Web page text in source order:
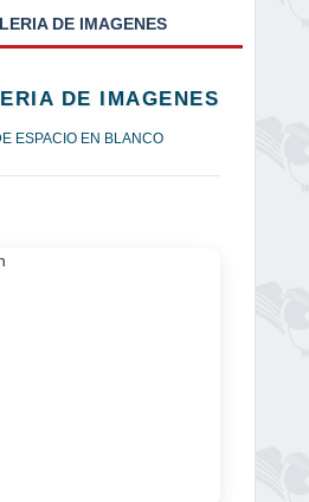
DE IMAGENES
DE IMAGENES
ESPACIO EN BLANCO